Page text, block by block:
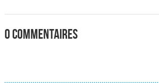
0 commentaires